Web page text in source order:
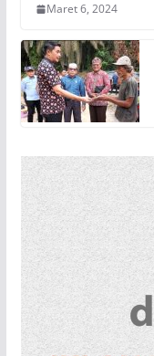
Maret 6, 2024